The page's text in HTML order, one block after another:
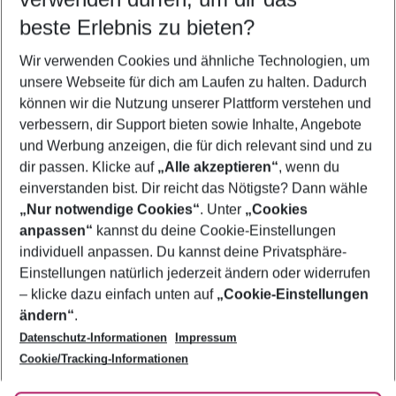
5-8 Nächte
2 Erwachsene Keine Kinder
Mehr Filter anzeigen
Footer
Footer navigation
Über uns
AGB
Bestpreisgarantie
Cookie-Einstellungen ändern
Cookie-Richtlinie
Agenturbetreuung
Barrierefreies Reisen
Folge uns
beste Erlebnis zu bieten?
Wir verwenden Cookies und ähnliche Technologien, um
unsere Webseite für dich am Laufen zu halten. Dadurch
können wir die Nutzung unserer Plattform verstehen und
verbessern, dir Support bieten sowie Inhalte, Angebote
und Werbung anzeigen, die für dich relevant sind und zu
dir passen. Klicke auf „Alle akzeptieren“, wenn du
einverstanden bist. Dir reicht das Nötigste? Dann wähle
„Nur notwendige Cookies“. Unter „Cookies
anpassen“ kannst du deine Cookie-Einstellungen
individuell anpassen. Du kannst deine Privatsphäre-
Einstellungen natürlich jederzeit ändern oder widerrufen
– klicke dazu einfach unten auf „Cookie-Einstellungen
ändern“.
Datenschutz-Informationen
Impressum
Cookie/Tracking-Informationen